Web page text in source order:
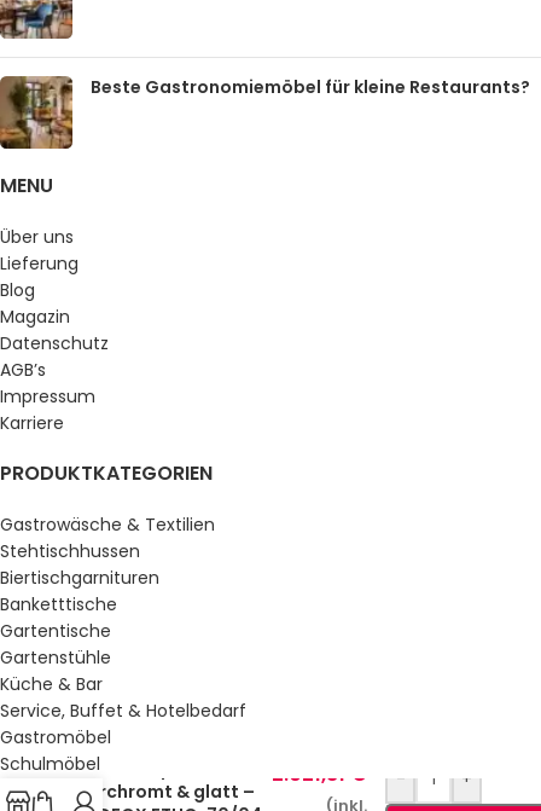
Beste Gastronomiemöbel für kleine Restaurants?
MENU
Über uns
Lieferung
Blog
Magazin
Datenschutz
AGB’s
Impressum
Karriere
PRODUKTKATEGORIEN
Gastrowäsche & Textilien
Stehtischhussen
Biertischgarnituren
Banketttische
Gartentische
Gartenstühle
Küche & Bar
Service, Buffet & Hotelbedarf
Gastromöbel
Schulmöbel
Sale %
Gas-Grillplatte
verchromt & glatt –
2.021,81 €
(inkl.
- +